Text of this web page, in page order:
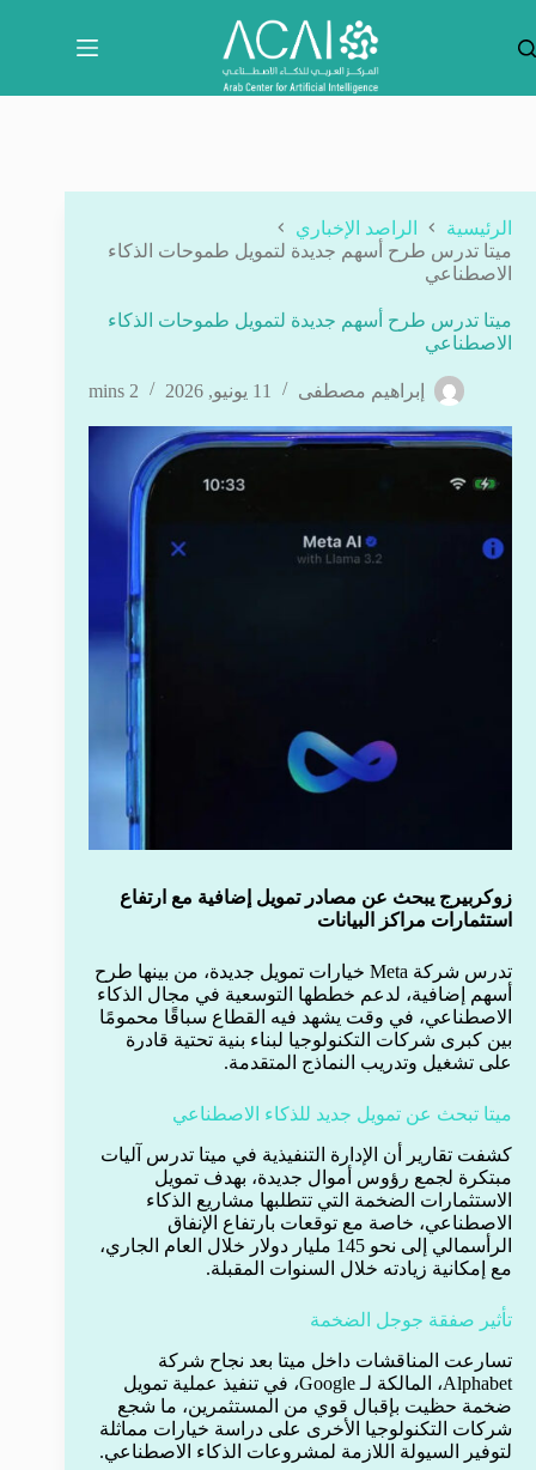
المحتوى
الرئيسية
الراصد الإخباري
ميتا تدرس طرح أسهم جديدة لتمويل طموحات الذكاء
الاصطناعي
ميتا تدرس طرح أسهم جديدة لتمويل طموحات الذكاء
الاصطناعي
إبراهيم مصطفى 11 يونيو, 2026 2 mins
زوكربيرج يبحث عن مصادر تمويل إضافية مع ارتفاع
استثمارات مراكز البيانات
تدرس شركة Meta خيارات تمويل جديدة، من بينها طرح
أسهم إضافية، لدعم خططها التوسعية في مجال الذكاء
الاصطناعي، في وقت يشهد فيه القطاع سباقًا محمومًا
بين كبرى شركات التكنولوجيا لبناء بنية تحتية قادرة
على تشغيل وتدريب النماذج المتقدمة.
ميتا تبحث عن تمويل جديد للذكاء الاصطناعي
كشفت تقارير أن الإدارة التنفيذية في ميتا تدرس آليات
مبتكرة لجمع رؤوس أموال جديدة، بهدف تمويل
الاستثمارات الضخمة التي تتطلبها مشاريع الذكاء
الاصطناعي، خاصة مع توقعات بارتفاع الإنفاق
الرأسمالي إلى نحو 145 مليار دولار خلال العام الجاري،
مع إمكانية زيادته خلال السنوات المقبلة.
تأثير صفقة جوجل الضخمة
تسارعت المناقشات داخل ميتا بعد نجاح شركة
Alphabet، المالكة لـ Google، في تنفيذ عملية تمويل
ضخمة حظيت بإقبال قوي من المستثمرين، ما شجع
شركات التكنولوجيا الأخرى على دراسة خيارات مماثلة
لتوفير السيولة اللازمة لمشروعات الذكاء الاصطناعي.